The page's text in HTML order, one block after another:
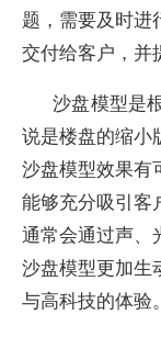
题，需要及时进
交付给客户，并
沙盘模型是
说是楼盘的缩小
沙盘模型效果有
能够充分吸引客
通常会通过声、
沙盘模型更加生
与高科技的体验。